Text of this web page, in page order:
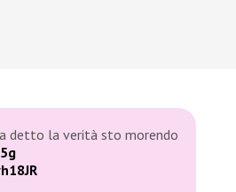
detto la verità sto morendo